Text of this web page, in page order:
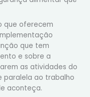
que oferecem
que tem
e sobre a
as atividades do
paralela ao trabalho
aconteça.